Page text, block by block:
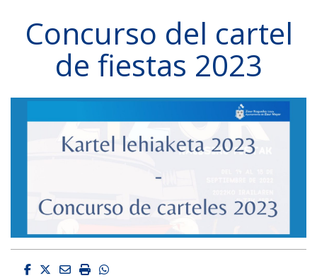
Concurso del cartel
de fiestas 2023
Facebook
Twitter
EmailImprimirWhatsapp